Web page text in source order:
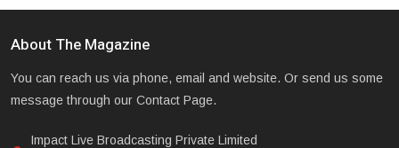
About The Magazine
You can reach us via phone, email and website. Or send us some
message through our Contact Page.
Impact Live Broadcasting Private Limited